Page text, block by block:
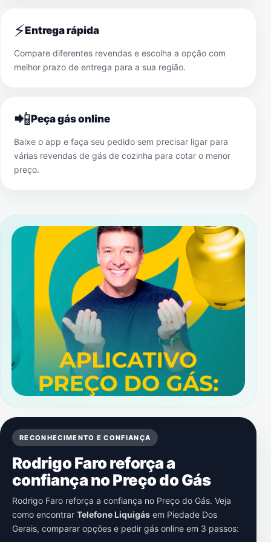
⚡Entrega rápida
Compare diferentes revendas e escolha a opção com
melhor prazo de entrega para a sua região.
📲Peça gás online
Baixe o app e faça seu pedido sem precisar ligar para
várias revendas de gás de cozinha para cotar o menor
preço.
RECONHECIMENTO E CONFIANÇA
Rodrigo Faro reforça a
confiança no Preço do Gás
Rodrigo Faro reforça a confiança no Preço do Gás. Veja
como encontrar Telefone Liquigás em Piedade Dos
Gerais, comparar opções e pedir gás online em 3 passos: